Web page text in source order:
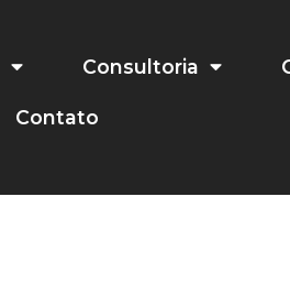
Consultoria
Contato